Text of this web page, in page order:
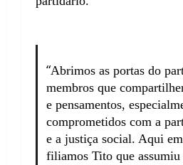
“Abrimos as portas do
membros que
e pensamentos,
comprometidos com a
e a justiça social. Aqui
filiamos Tito que